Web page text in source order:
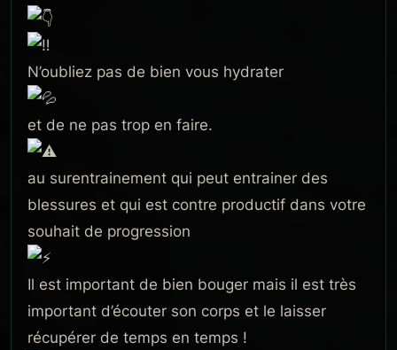
N’oubliez pas de bien vous hydrater
et de ne pas trop en faire.
au surentrainement qui peut entrainer des
blessures et qui est contre productif dans votre
souhait de progression
Il est important de bien bouger mais il est très
important d’écouter son corps et le laisser
récupérer de temps en temps !